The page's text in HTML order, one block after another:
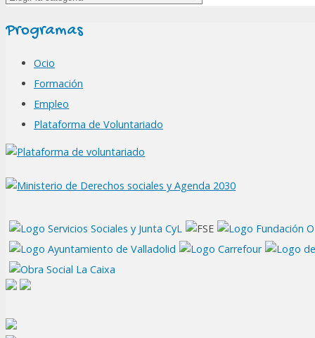
Programas
Ocio
Formación
Empleo
Plataforma de Voluntariado